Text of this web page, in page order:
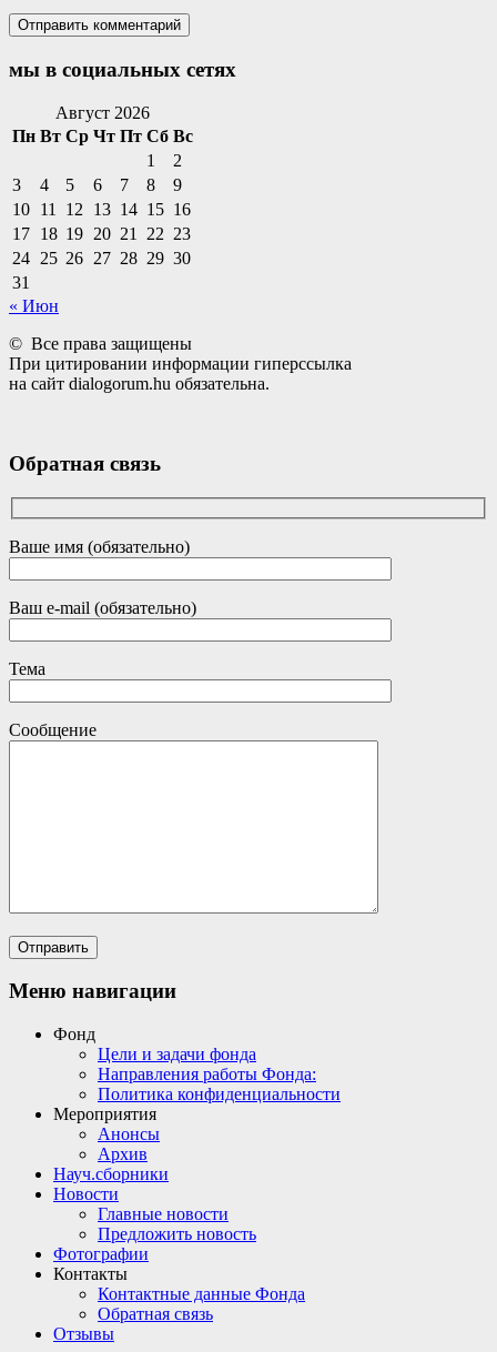
мы в социальных сетях
Facebook
Instagram
VKontakte
ТелефонАвгуст 2026
Пн Вт Ср Чт Пт Сб Вс
1
2
3
4 5 6 7 8
9
10 11 12 13 14 15 16
17 18 19 20 21 22 23
24 25 26 27 28 29 30
31
« Июн
© Все права защищены
При цитировании информации гиперссылка
на сайт dialogorum.hu обязательна.
Обратная связь
Ваше имя (обязательно)
Ваш e-mail (обязательно)
Тема
Сообщение
Меню навигации
Фонд
Цели и задачи фонда
Направления работы Фонда:
Политика конфиденциальности
Мероприятия
Анонсы
Архив
Науч.сборники
Новости
Главные новости
Предложить новость
Фотографии
Контакты
Контактные данные Фонда
Обратная связь
Отзывы